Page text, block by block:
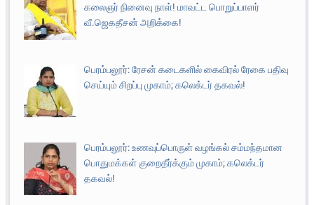
கலைஞர் நினைவு நாள்! மாவட்ட பொறுப்பாளர்
வீ.ஜெகதீசன் அறிக்கை!
பெரம்பலூர்: ரேசன் கடைகளில் கைவிரல் ரேகை பதிவு
செய்யும் சிறப்பு முகாம்; கலெக்டர் தகவல்!
பெரம்பலூர்: உணவுப்பொருள் வழங்கல் சம்மந்தமான
பொதுமக்கள் குறைதீர்க்கும் முகாம்; கலெக்டர்
தகவல்!